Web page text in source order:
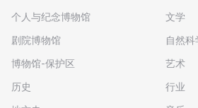
个人与纪念博物馆
剧院博物馆
博物馆-保护区
历史
文学
自然
艺术
行业